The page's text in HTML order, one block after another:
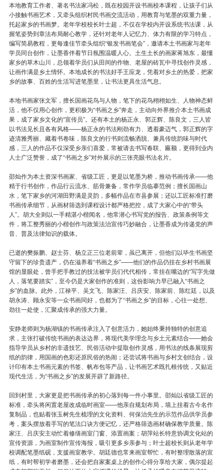
本地教育工作者、著名书法家冯松，既在校园开设书画校本课程，让孩子们从
小接触书画艺术，又牵头组织村民书画交流活动，用教育与笔墨的双重力量，
托起家乡的书画梦。老年学校校长叶士超，不仅在学校内开设系统书法课，从
握笔姿势到章法布局耐心教学，还针对老年人记忆力、体力有限的学习特点，
编写简易教程，更每逢佳节牵头组织“银发书画笔会”，邀请本土书画家与老年
学员同台创作，让墨香伴着节日氛围温暖人心。土生土长的画家蒋旭东，最懂
家乡的草木山川，总领着学员们从田间的作物、老屋的砖瓦中寻找创作灵感，
让画作满是乡土情怀。本地成长的书法好手王应龙，凭着对乡土的热爱，把家
乡的故事、百姓的生活写进笔墨里，让书法更具生活气息。
本地书画家张文军，擅长国画花鸟与人物，笔下的花鸟栩栩如生、人物神态鲜
活，他不仅用心创作，更积极为“书画之乡”奔走，主动向外界推介本土书画成
果，成了家乡文化的“宣传员”。还有本土的杨正永、郭正辉、陈良文，三人皆
以书法见长且各有风格——杨正永的书法刚劲有力、透着豪迈气，郭正辉的字
迹清雅秀丽、藏着书卷味，陈良文的行书则流畅洒脱、兼具传统韵味与时代
感，三人的作品不仅深受乡亲们喜爱，常被请去书写春联、匾额，更得到业内
人士广泛赞誉，成了“书画之乡”对外展示的三张亮眼书法名片。
邵灿作为本土资深书画家、省级工匠，更是以笔墨为桥，推动书画传承——他
精于行书创作，作品行云流水、筋骨兼备，常作学员临摹范例；擅长国画山
水，笔下家乡的河湖田野满是灵韵，多幅作品在市县参展；还以工匠标准打磨
书画传承细节，从画材筛选到课程设计都严格把控，成了大家心中的“带头
人”。胡大全则以一手精湛小楷闻名，他常潜心书写党的报告、政策条例等文
件，将工整秀丽的小楷创作与政策法治宣传巧妙融合，让墨香成为传递党的声
音、普及法律知识的载体。
已逝的樊振鹏、赵士芬、杨立正三位老前辈，虽已离开，但他们以毕生书画坚
守留下的珍贵遗产，仍在滋养着“书画之乡”——他们的作品仍挂在乡村书画展
馆的显眼处，曾手把手教过的技法被学员们代代相传，常挂在嘴边的“写字先做
人，落笔要踏实”，至今仍是大家创作的准则，这份影响力早已融入“书画之
乡”的血脉。此外，江禄平、吴文飞、陈家汪、吕庆安、陈家前、陈红廷，以及
胡永涛、顾永安等一众书画同好，也都为了“书画之乡”的目标，心往一处想、
劲往一处使，汇聚成传承的强大力量。
安静老师则为杨湖镇的书画传承注入了创意活力，她始终秉持独特的创意追
求，主张打破传统书画的表达边界，将现代美学理念与乡土元素结合——她会
指导学员从乡村的非遗技艺、民俗活动中提取创作灵感，用书法的线条展现剪
纸的韵律，用国画的色彩还原民俗的热闹；还尝试将书画与乡村文创结合，设
计印有本土书画元素的书签、帆布包等产品，让书画艺术既扎根传统，又贴近
现代生活，为“书画之乡”的发展开辟了新路径。
回到村里，大家更是把书画传承的初心落到每一件小事里。邵灿以省级工匠的
标准，牵头将闲置老屋改成临时画室——他亲自规划布局，墙上挂着古今名作
复制品，也贴着张玉树先生梳理的文化资料、何保治先生的示范作品供学员参
考，案头摆放着手写的笔法口诀方便记忆，还严格筛选画材确保教学质量。陈
家汪、吕庆安主动忙着修缮画室门窗、添置画案；胡萍站长特意协调文化站的
宣传资源，为画室制作宣传海报，吸引更多乡亲参与；叶士超校长则从老年学
校调配笔墨纸砚，支援画室教学。胡廷德也常来画室帮忙，有时整理散落的宣
纸，有时帮初学者磨墨，还会把自家案桌上的创作心得分享给大家，偶尔提起